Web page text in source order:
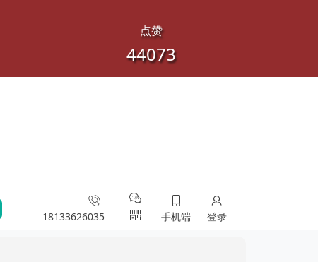
点赞
44073
18133626035 手机端 登录